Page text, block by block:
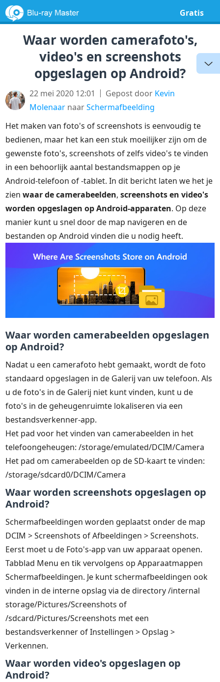
Gratis
Waar worden camerafoto's,
video's en screenshots
opgeslagen op Android?
22 mei 2020 12:01 Gepost door Kevin
Molenaar naarSchermafbeelding
Het maken van foto's of screenshots is eenvoudig te
bedienen, maar het kan een stuk moeilijker zijn om de
gewenste foto's, screenshots of zelfs video's te vinden
in een behoorlijk aantal bestandsmappen op je
Android-telefoon of -tablet. In dit bericht laten we het je
zienwaar de camerabeelden,screenshots en video's
worden opgeslagen op Android-apparaten. Op deze
manier kunt u snel door de map navigeren en de
bestanden op Android vinden die u nodig heeft.
Waar worden camerabeelden opgeslagen
op Android?
Nadat u een camerafoto hebt gemaakt, wordt de foto
standaard opgeslagen in de Galerij van uw telefoon. Als
u de foto's in de Galerij niet kunt vinden, kunt u de
foto's in de geheugenruimte lokaliseren via een
bestandsverkenner-app.
Het pad voor het vinden van camerabeelden in het
telefoongeheugen: /storage/emulated/DCIM/Camera
Het pad om camerabeelden op de SD-kaart te vinden:
/storage/sdcard0/DCIM/Camera
Waar worden screenshots opgeslagen op
Android?
Schermafbeeldingen worden geplaatst onder de map
DCIM > Screenshots of Afbeeldingen > Screenshots.
Eerst moet u de Foto's-app van uw apparaat openen.
Tabblad Menu en tik vervolgens op Apparaatmappen
Schermafbeeldingen. Je kunt schermafbeeldingen ook
vinden in de interne opslag via de directory /internal
storage/Pictures/Screenshots of
/sdcard/Pictures/Screenshots met een
bestandsverkenner of Instellingen > Opslag >
Verkennen.
Waar worden video's opgeslagen op
Android?